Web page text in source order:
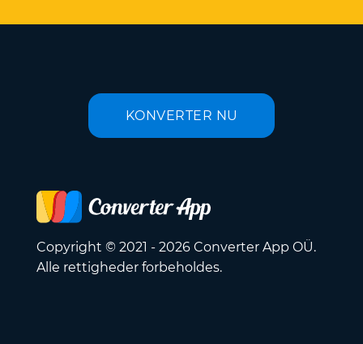
KONVERTER NU
Copyright © 2021 - 2026 Converter App OÜ.
Alle rettigheder forbeholdes.